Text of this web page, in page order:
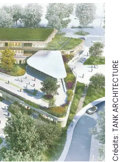
Crédits: TANK ARCHITECTURE